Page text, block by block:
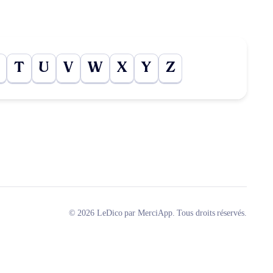
T U V W X Y Z
© 2026 LeDico par MerciApp. Tous droits réservés.